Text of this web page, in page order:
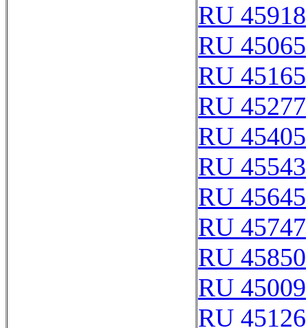
RU 45918
RU 45065
RU 45165
RU 45277
RU 45405
RU 45543
RU 45645
RU 45747
RU 45850
RU 45009
RU 45126